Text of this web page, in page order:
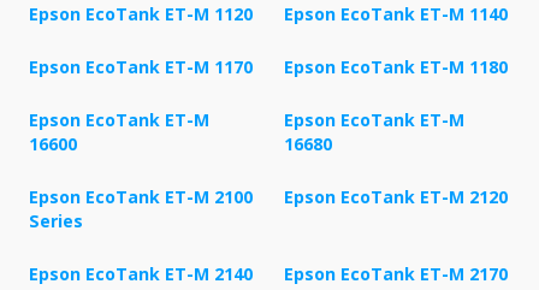
Epson EcoTank ET-M 1120 Epson EcoTank ET-M 1140
Epson EcoTank ET-M 1170 Epson EcoTank ET-M 1180
Epson EcoTank ET-M
16600
Epson EcoTank ET-M
16680
Epson EcoTank ET-M 2100
Series
Epson EcoTank ET-M 2120
Epson EcoTank ET-M 2140 Epson EcoTank ET-M 2170